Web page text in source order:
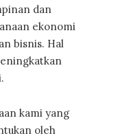
dan
ekonomi
bisnis. Hal
kami yang
oleh